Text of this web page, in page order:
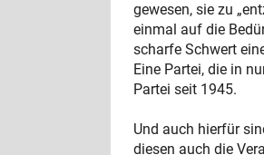
gewesen, sie zu
einmal auf die
scharfe Schwert
Eine Partei, die in
Partei seit 1945.
Und auch hierfür
diesen auch die